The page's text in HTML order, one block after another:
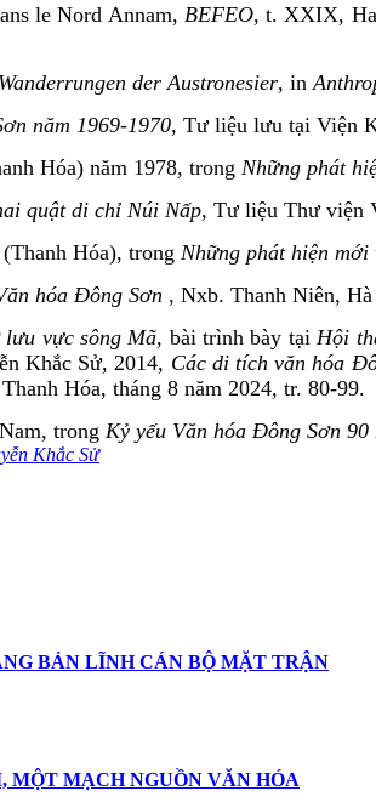
le Nord Annam, BEFEO, t. XXIX, Ha
der Austronesier, in
năm 1969-1970, Tư liệu lưu tại Viện
Hóa) năm 1978, trong Những phát
quật di chỉ Núi Nấp, Tư liệu Thư viện
Hóa), trong Những phát hiện mới
hóa Đông Sơn , Nxb. Thanh Niên,
vực sông Mã, bài trình bày tại Hội
Khắc Sử, 2014, Các di tích văn hóa
Hóa, tháng 8 năm 2024, tr. 80-99.
trong Kỷ yếu Văn hóa Đông Sơn
Khắc Sử
BẢN LĨNH CÁN BỘ MẶT TRẬN
MỘT MẠCH NGUỒN VĂN HÓA